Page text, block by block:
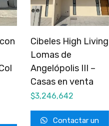
Cibeles High Living
Lomas de
Angelópolis III –
Casas en venta
$3,246,642
Contactar un